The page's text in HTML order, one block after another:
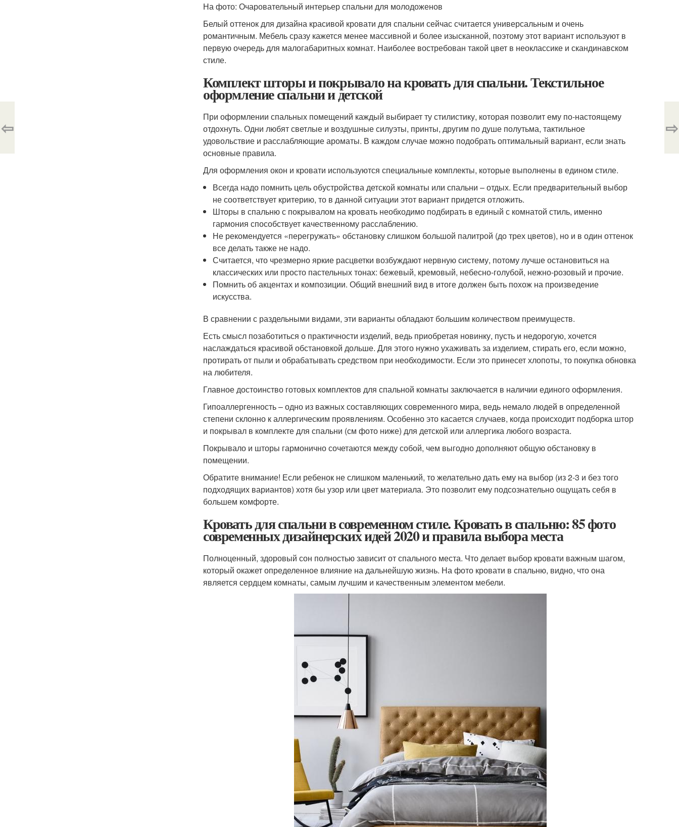
На фото: Очаровательный интерьер спальни для молодоженов
Белый оттенок для дизайна красивой кровати для спальни сейчас считается универсальным и очень
романтичным. Мебель сразу кажется менее массивной и более изысканной, поэтому этот вариант используют в
первую очередь для малогабаритных комнат. Наиболее востребован такой цвет в неоклассике и скандинавском
стиле.
Комплект шторы и покрывало на кровать для спальни. Текстильное
оформление спальни и детской
При оформлении спальных помещений каждый выбирает ту стилистику, которая позволит ему по-настоящему
отдохнуть. Одни любят светлые и воздушные силуэты, принты, другим по душе полутьма, тактильное
удовольствие и расслабляющие ароматы. В каждом случае можно подобрать оптимальный вариант, если знать
основные правила.
Для оформления окон и кровати используются специальные комплекты, которые выполнены в едином стиле.
Всегда надо помнить цель обустройства детской комнаты или спальни – отдых. Если предварительный выбор
не соответствует критерию, то в данной ситуации этот вариант придется отложить.
Шторы в спальню с покрывалом на кровать необходимо подбирать в единый с комнатой стиль, именно
гармония способствует качественному расслаблению.
Не рекомендуется «перегружать» обстановку слишком большой палитрой (до трех цветов), но и в один оттенок
все делать также не надо.
Считается, что чрезмерно яркие расцветки возбуждают нервную систему, потому лучше остановиться на
классических или просто пастельных тонах: бежевый, кремовый, небесно-голубой, нежно-розовый и прочие.
Помнить об акцентах и композиции. Общий внешний вид в итоге должен быть похож на произведение
искусства.
В сравнении с раздельными видами, эти варианты обладают большим количеством преимуществ.
Есть смысл позаботиться о практичности изделий, ведь приобретая новинку, пусть и недорогую, хочется
наслаждаться красивой обстановкой дольше. Для этого нужно ухаживать за изделием, стирать его, если можно,
протирать от пыли и обрабатывать средством при необходимости. Если это принесет хлопоты, то покупка обновка
на любителя.
Главное достоинство готовых комплектов для спальной комнаты заключается в наличии единого оформления.
Гипоаллергенность – одно из важных составляющих современного мира, ведь немало людей в определенной
степени склонно к аллергическим проявлениям. Особенно это касается случаев, когда происходит подборка штор
и покрывал в комплекте для спальни (см фото ниже) для детской или аллергика любого возраста.
Покрывало и шторы гармонично сочетаются между собой, чем выгодно дополняют общую обстановку в
помещении.
Обратите внимание! Если ребенок не слишком маленький, то желательно дать ему на выбор (из 2-3 и без того
подходящих вариантов) хотя бы узор или цвет материала. Это позволит ему подсознательно ощущать себя в
большем комфорте.
Кровать для спальни в современном стиле. Кровать в спальню: 85 фото
современных дизайнерских идей 2020 и правила выбора места
Полноценный, здоровый сон полностью зависит от спального места. Что делает выбор кровати важным шагом,
который окажет определенное влияние на дальнейшую жизнь. На фото кровати в спальню, видно, что она
является сердцем комнаты, самым лучшим и качественным элементом мебели.
⇦ ⇨